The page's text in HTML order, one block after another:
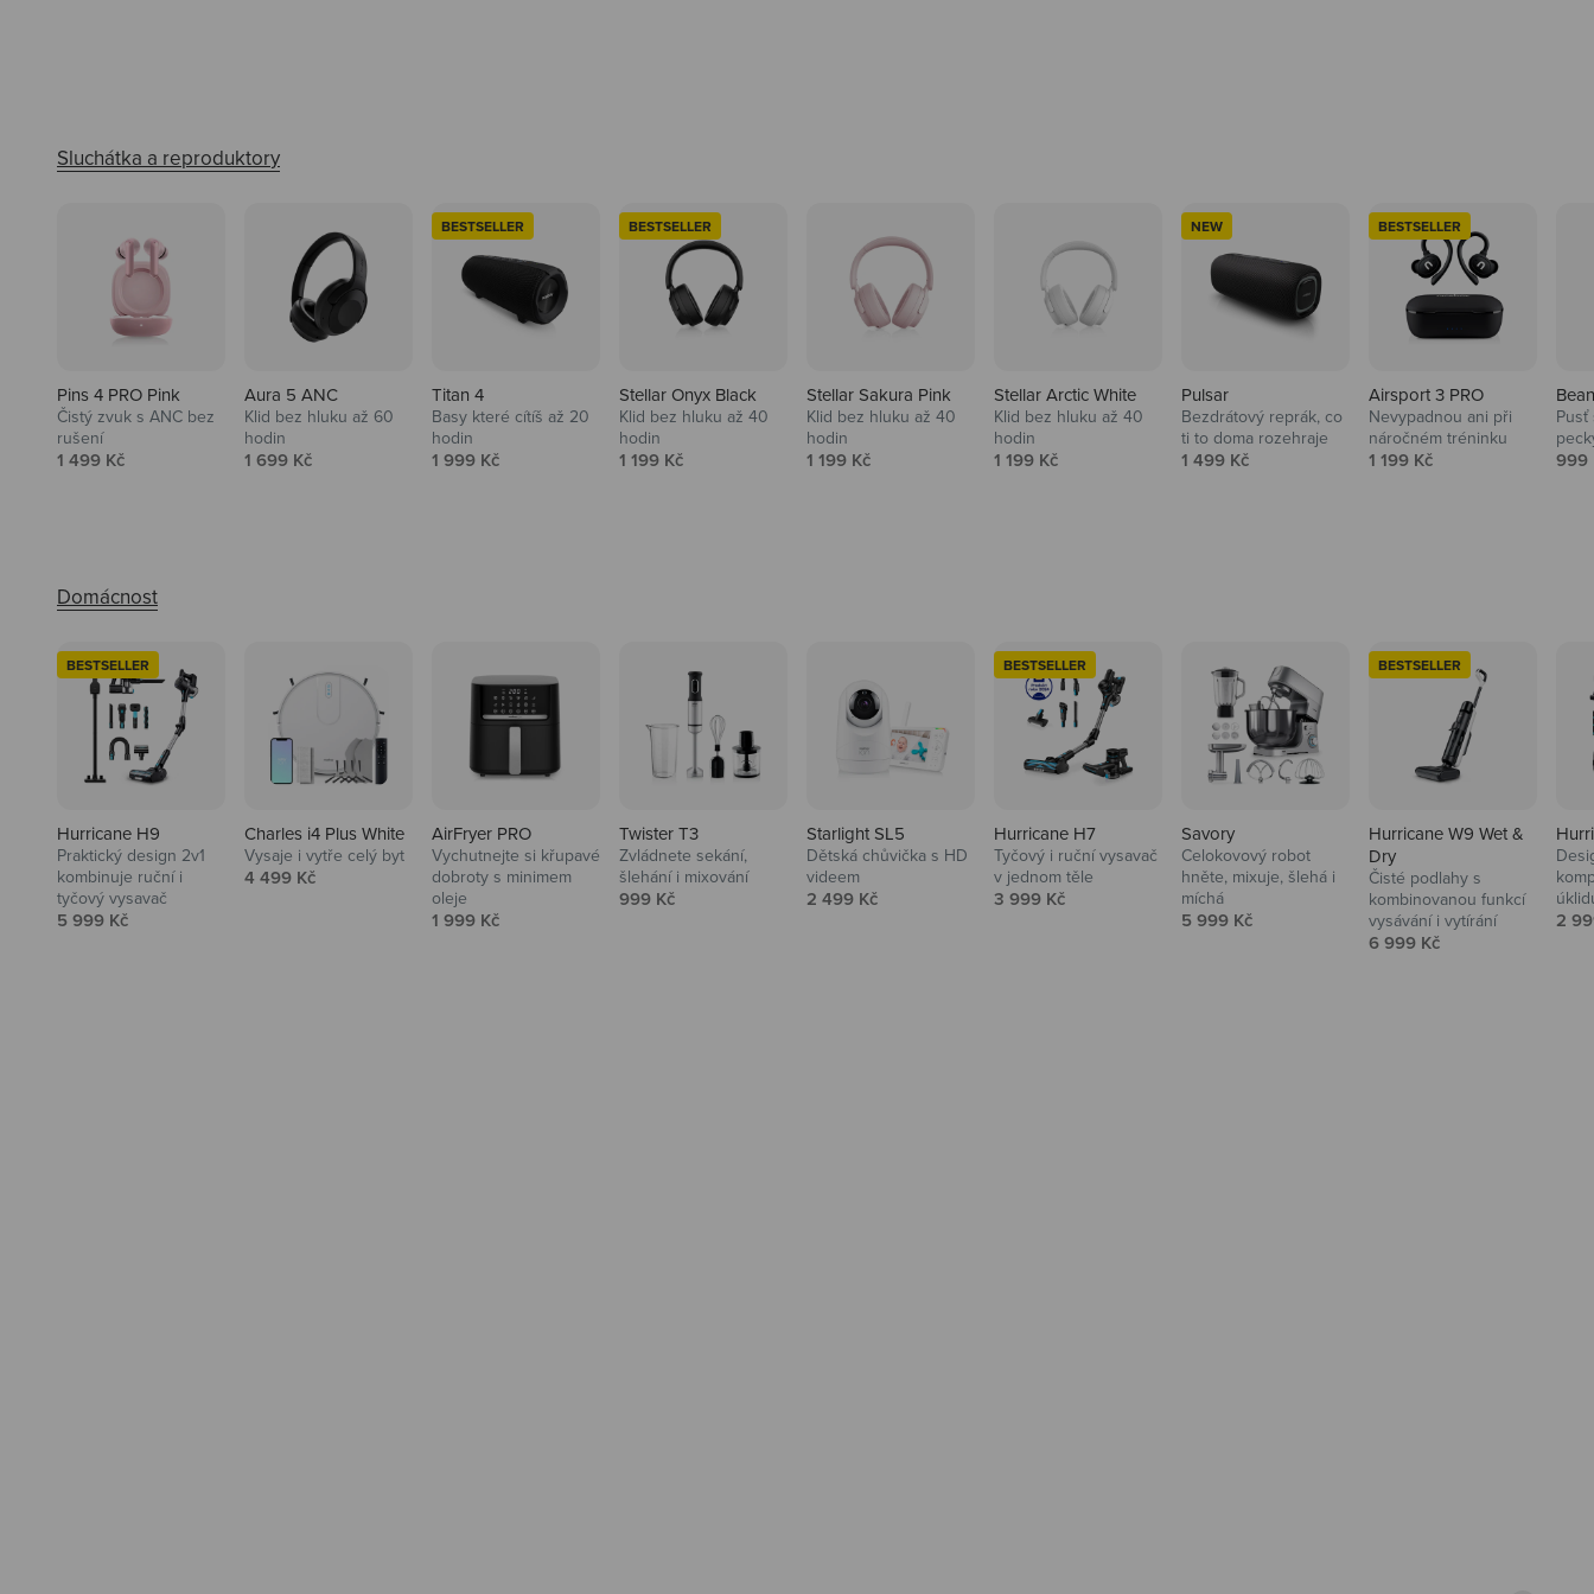
Pins 4 PRO Pink
Čistý zvuk s ANC bez
rušení
Prodejní cena
1 499 Kč
Aura 5 ANC
Klid bez hluku až 60
hodin
Prodejní cena
1 699 Kč
BESTSELLER
Titan 4
Basy které cítíš až 20
hodin
Prodejní cena
1 999 Kč
BESTSELLER
Stellar Onyx Black
Klid bez hluku až 40
hodin
Prodejní cena
1 199 Kč
Stellar Sakura Pink
Klid bez hluku až 40
hodin
Prodejní cena
1 199 Kč
Stellar Arctic White
Klid bez hluku až 40
hodin
Prodejní cena
1 199 Kč
NEW
Pulsar
Bezdrátový reprák, co
ti to doma rozehraje
Prodejní cena
1 499 Kč
BESTSELLER
Airsport 3 PRO
Nevypadnou ani při
náročném tréninku
Prodejní cena
1 199 Kč 999
BESTSELLER
Hurricane H9
Praktický design 2v1
kombinuje ruční i
tyčový vysavač
Prodejní cena
5 999 Kč
Charles i4 Plus White
Vysaje i vytře celý byt
Prodejní cena
4 499 Kč
AirFryer PRO
Vychutnejte si křupavé
dobroty s minimem
oleje
Prodejní cena
1 999 Kč
Twister T3
Zvládnete sekání,
šlehání i mixování
Prodejní cena
999 Kč
Starlight SL5
Dětská chůvička s HD
videem
Prodejní cena
2 499 Kč
BESTSELLER
Hurricane H7
Tyčový i ruční vysavač
v jednom těle
Prodejní cena
3 999 Kč
Savory
Celokovový robot
hněte, mixuje, šlehá i
míchá
Prodejní cena
5 999 Kč
BESTSELLER
Hurricane W9 Wet &
Dry
Čisté podlahy s
kombinovanou funkcí
vysávání i vytírání
Prodejní cena
6 999 Kč
2
Audio
Niceboy sluchátka a repráky ti
padnou do noty.
Domácnost
Vysavače, parťáci do kuchyně i